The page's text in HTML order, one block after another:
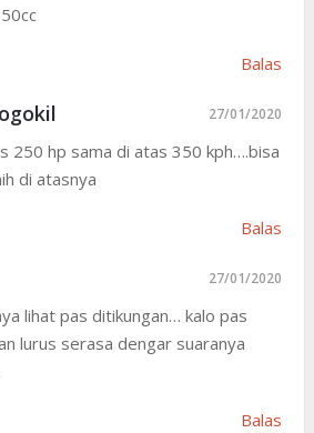
Balas
27/01/2020
250 hp sama di atas 350 kph….bisa
di atasnya
Balas
27/01/2020
lihat pas ditikungan… kalo pas
lurus serasa dengar suaranya
Balas